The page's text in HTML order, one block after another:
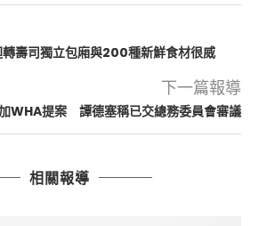
壽司獨立包廂與200種新鮮食材很威
下一篇報導
WHA提案 譚德塞稱已交總務委員會審議
相關報導